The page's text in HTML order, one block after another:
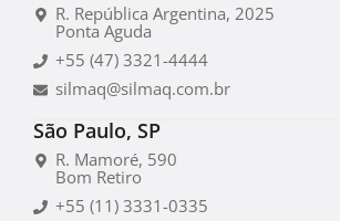
R. República Argentina, 2025
Ponta Aguda
+55 (47) 3321-4444
silmaq@silmaq.com.br
São Paulo, SP
R. Mamoré, 590
Bom Retiro
+55 (11) 3331-0335